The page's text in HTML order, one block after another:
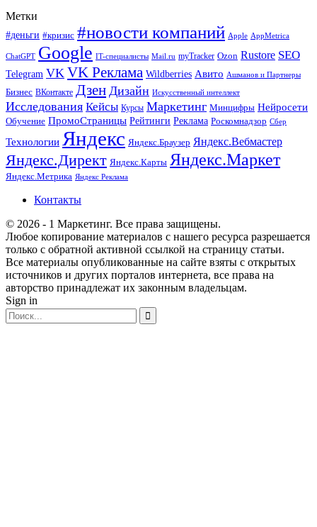
Метки
#деньги #кризис #новости компаний Apple AppMetrica
ChatGPT Google IT-специалисты Mail.ru myTracker Ozon Rustore SEO
Telegram VK VK Реклама Wildberries Авито Ашманов и Партнеры
Бизнес ВКонтакте Дзен Дизайн Искусственный интеллект
Исследования Кейсы Курсы Маркетинг Минцифры Нейросети
Обучение ПромоСтраницы Рейтинги Реклама Роскомнадзор Сбер
Технологии Яндекс Яндекс.Браузер Яндекс.Вебмастер
Яндекс.Директ Яндекс.Карты Яндекс.Маркет
Яндекс.Метрика Яндекс Реклама
Контакты
© 2026 - 1 Маркетинг. Все права защищены.
Любое копирование материалов с нашего ресурса разрешается
только с обратной активной ссылкой на страницу статьи.
Все материалы опубликованные на сайте взяты с открытых
источников и других порталов интернета, все права на
авторство принадлежат их законным владельцам.
Sign in